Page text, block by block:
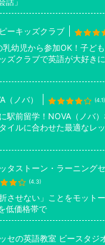
ーキッズクラブ
乳幼児から参加OK！子ど
ズクラブで英語が大好き
（ノバ） (4.1)
駅前留学！NOVA（ノバ
イルに合わせた最適なレ
タストーン・ラーニング
(4.3)
折させない」ことをモット
低価格帯で
セの英語教室 ビースタジ